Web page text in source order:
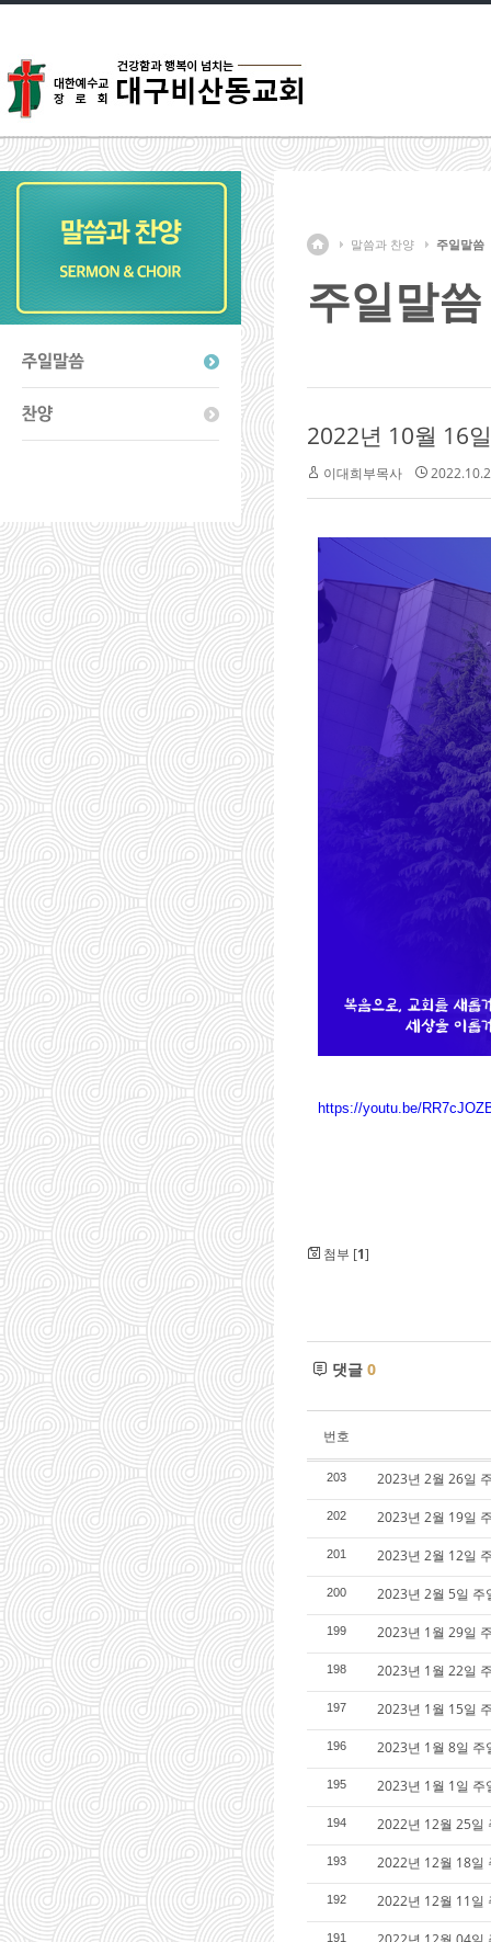
말씀과 찬양 주일말씀
주일말씀
2022년 10월 16
이대희부목사
https://youtu.be/
첨부 [1]
댓글 0
번호
203 2023년 2월 26일
202 2023년 2월 19일
201 2023년 2월 12일
200 2023년 2월 5일 주
199 2023년 1월 29일
198 2023년 1월 22일
197 2023년 1월 15일
196 2023년 1월 8일 주
195 2023년 1월 1일 주
194 2022년 12월 25일
193 2022년 12월 18일
192 2022년 12월 11일
191